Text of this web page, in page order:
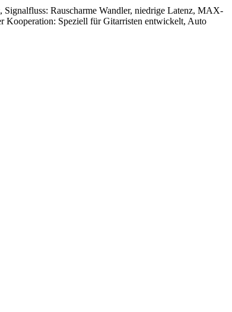
Rauscharme Wandler, niedrige Latenz, MAX-
Kooperation: Speziell für Gitarristen entwickelt, Auto